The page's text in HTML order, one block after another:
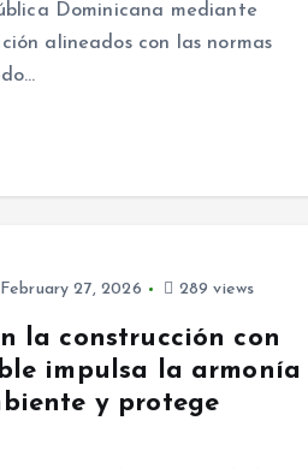
Dominicana mediante
alineados con las normas
February 27, 2026 289 views
la construcción con
impulsa la armonía
y protege